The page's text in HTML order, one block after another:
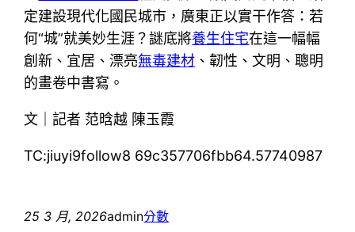
定建設現代化國民城市，廣東正以實干作答：若
何“城”就美妙生涯？謎底將養生住宅在這一幅幅
創新、宜居、漂亮無毒建材 、韌性、文明、聰明
的畫卷中書寫。
文｜記者 范晗越 陳玉霞
TC:jiuyi9follow8 69c357706fbb64.57740987
25 3 月, 2026admin分數